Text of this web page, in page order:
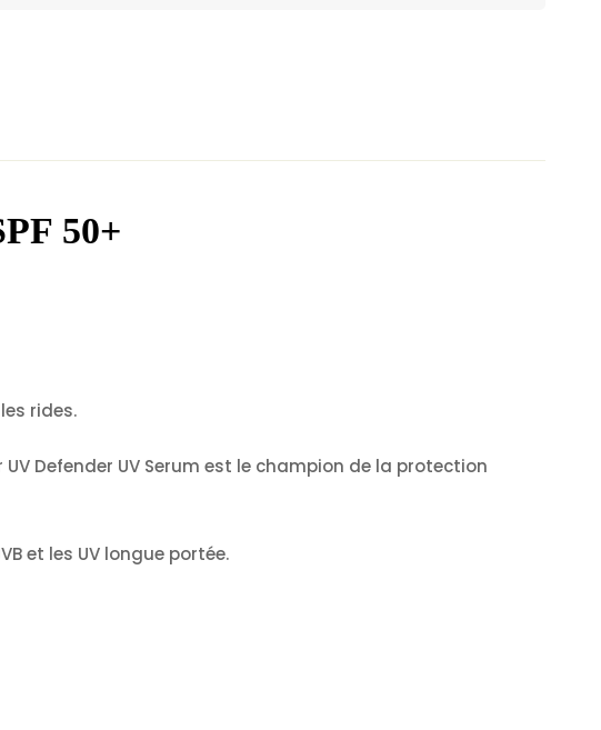
50+
rides.
Defender UV Serum est le champion de la protection
et les UV longue portée.​